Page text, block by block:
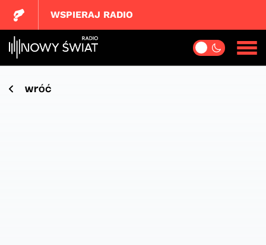
WSPIERAJ RADIO
wróć